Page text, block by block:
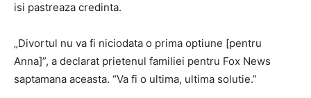
isi pastreaza credinta.
„Divortul nu va fi niciodata o prima optiune [pentru
Anna]”, a declarat prietenul familiei pentru Fox News
saptamana aceasta. “Va fi o ultima, ultima solutie.”